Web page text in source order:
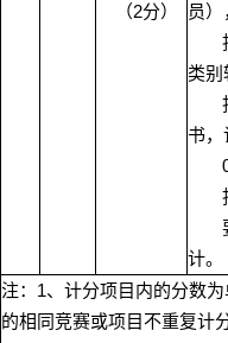
（2分）
员）
类别
书，
计。
注： 1、计分项目内的分数
的相同竞赛或项目不重复计